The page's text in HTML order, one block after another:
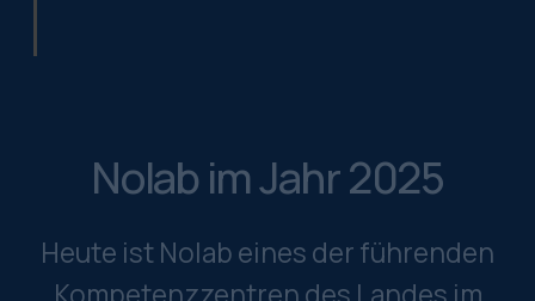
Nolab im Jahr 2025
Heute ist Nolab eines der führenden